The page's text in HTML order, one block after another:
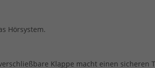
Hörsystem.
Klappe macht einen sicheren